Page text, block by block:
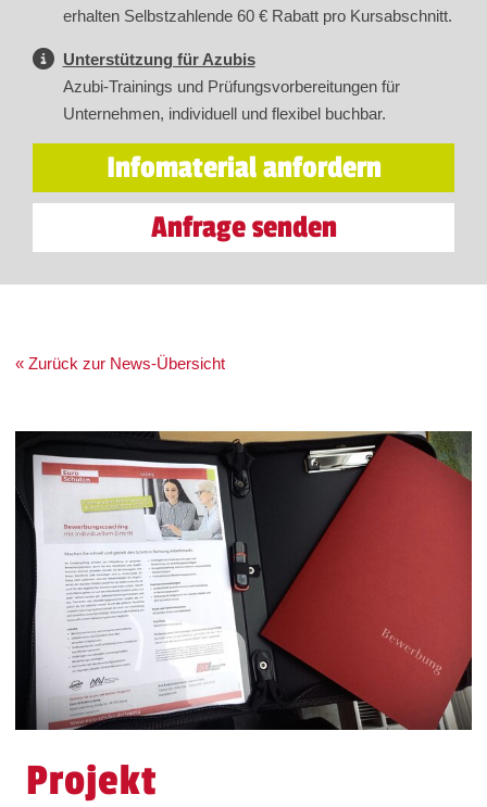
erhalten Selbstzahlende 60 € Rabatt pro Kursabschnitt.
Unterstützung für Azubis
Azubi-Trainings und Prüfungsvorbereitungen für
Unternehmen, individuell und flexibel buchbar.
Infomaterial anfordern
Anfrage senden
« Zurück zur News-Übersicht
Projekt